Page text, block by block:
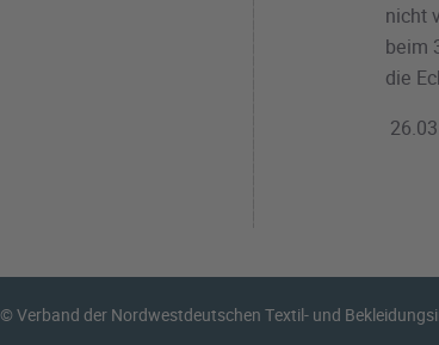
nicht
beim
die
© Verband der Nordwestdeutschen Textil- und